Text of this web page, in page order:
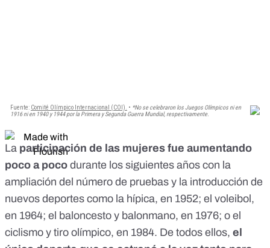
La participación de las mujeres fue aumentando
poco a poco durante los siguientes años con la
ampliación del número de pruebas y la introducción de
nuevos deportes como la hípica, en 1952; el voleibol,
en 1964; el baloncesto y balonmano, en 1976; o el
ciclismo y tiro olímpico, en 1984. De todos ellos, el